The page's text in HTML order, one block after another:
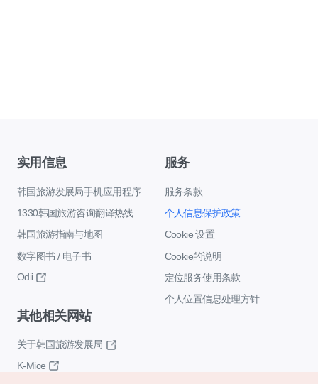
实用信息
韩国旅游发展局手机应用程序
1330韩国旅游咨询翻译热线
韩国旅游指南与地图
数字图书 / 电子书
Odii
服务
服务条款
个人信息保护政策
Cookie 设置
Cookie的说明
定位服务使用条款
个人位置信息处理方针
其他相关网站
关于韩国旅游发展局
K-Mice